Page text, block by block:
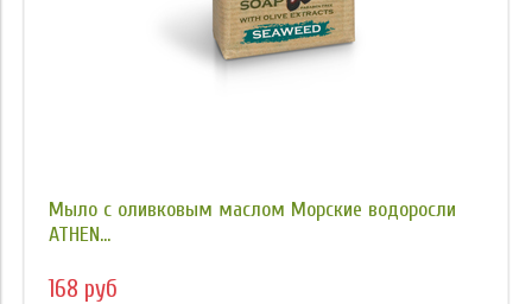
Мыло с оливковым маслом Морские водоросли
ATHEN...
168 руб